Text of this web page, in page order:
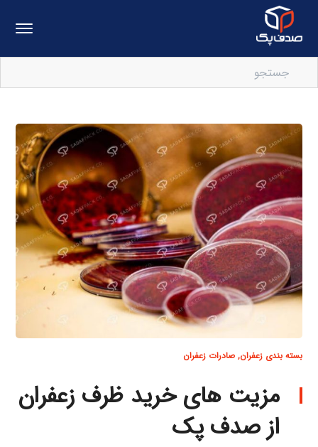
بسته بندی زعفران,صادرات زعفران
مزیت های خرید ظرف زعفران
از صدف پک